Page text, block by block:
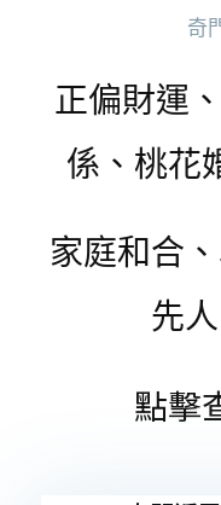
奇
正偏財運
係、桃花
家庭和合
先
點擊